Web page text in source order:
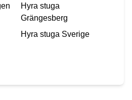
Hyra stuga
Grängesberg
Hyra stuga Sverige